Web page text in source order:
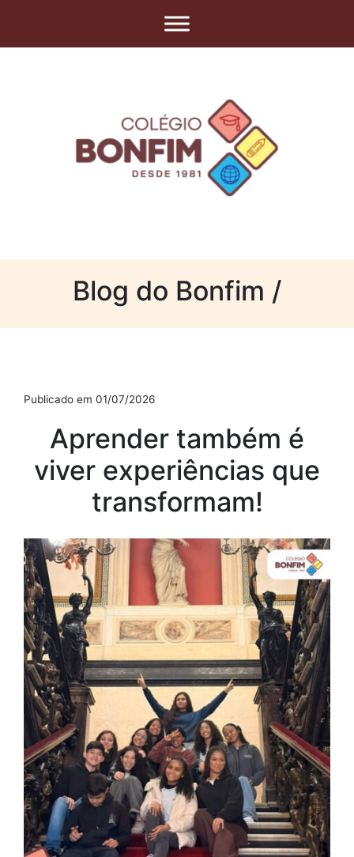
Blog do Bonfim /
Publicado em 01/07/2026
Aprender também é
viver experiências que
transformam!